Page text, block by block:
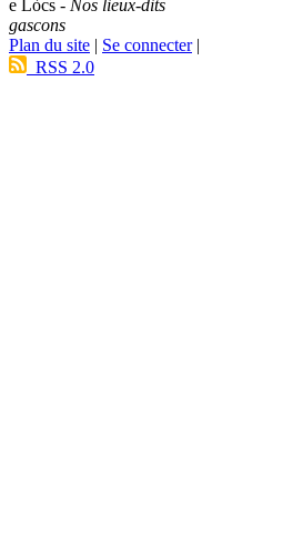
e Lòcs - Nos lieux-dits
gascons
Plan du site | Se connecter|
RSS 2.0